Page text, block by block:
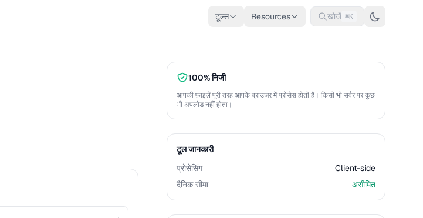
टूल्स Resources खोजें ⌘K
100% निजी
आपकी फ़ाइलें पूरी तरह आपके ब्राउज़र में प्रोसेस होती हैं। किसी भी सर्वर पर कुछ
भी अपलोड नहीं होता।
टूल जानकारी
प्रोसेसिंग
Client-side
दैनिक सीमा
असीमित